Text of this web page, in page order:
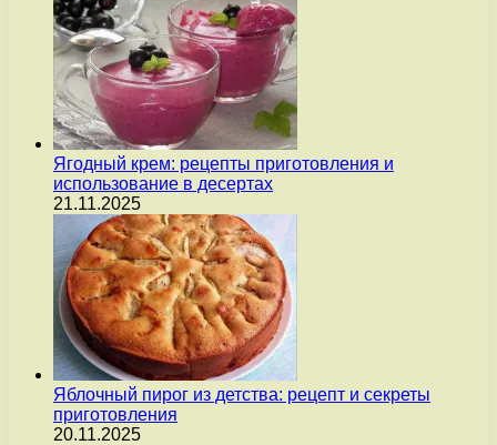
Ягодный крем: рецепты приготовления и
использование в десертах
21.11.2025
Яблочный пирог из детства: рецепт и секреты
приготовления
20.11.2025